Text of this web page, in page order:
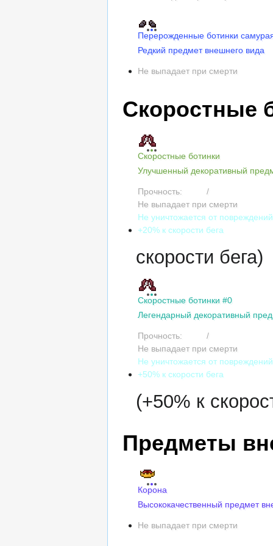
Перерожденные ботинки
Редкий предмет внешнего вида
Не выпадает при смерти
Скоростные
Скоростные ботинки
Улучшенный декоративный
Прочность: /
Не выпадает при смерти
Не уничтожается от повреждений
+20% к скорости бега
скорости бега)
Скоростные ботинки #0
Легендарный декоративный
Прочность: /
Не выпадает при смерти
Не уничтожается от повреждений
+50% к скорости бега
(+50% к
Предметы
Корона
Высококачественный предмет
Не выпадает при смерти